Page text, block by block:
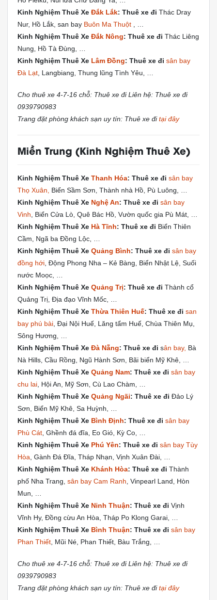
Kinh Nghiệm Thuê Xe Đắk Lắk: Thuê xe đi Thác Dray
Nur, Hồ Lắk, san bay Buôn Ma Thuột
Kinh Nghiệm Thuê Xe Đắk Nông: Thuê xe đi Thác Liêng
Nung, Hồ Tà Đùng, …
Kinh Nghiệm Thuê Xe Lâm Đồng: Thuê xe đi sân bay
Đà Lạt , Langbiang, Thung lũng Tình Yêu, …
Cho thuê xe 4-7-16 chỗ: Thuê xe đi Liên hệ: Thuê xe đi
0939790983
Trang đặt phòng khách sạn uy tín: Thuê xe đitại đây
Miền Trung (Kinh Nghiệm Thuê Xe)
Kinh Nghiệm Thuê Xe Thanh Hóa: Thuê xe đi sân bay
Thọ Xuân,
Biển Sầm Sơn, Thành nhà Hồ, Pù Luông, …
Kinh Nghiệm Thuê Xe Nghệ An: Thuê xe đi sân bay
Vinh , Biển Cửa Lò, Quê Bác Hồ, Vườn quốc gia Pù Mát, …
Kinh Nghiệm Thuê Xe Hà Tĩnh: Thuê xe đi Biển Thiên
Cầm, Ngã ba Đồng Lộc, …
Kinh Nghiệm Thuê Xe Quảng Bình: Thuê xe đi sân bay
đồng hới , Động Phong Nha – Kẻ Bàng, Biển Nhật Lệ, Suối
nước Moọc, …
Kinh Nghiệm Thuê Xe Quảng Trị: Thuê xe đi Thành cổ
Quảng Trị, Địa đạo Vĩnh Mốc, …
Kinh Nghiệm Thuê Xe Thừa Thiên Huế: Thuê xe đi san
bay phú bài , Đại Nội Huế, Lăng tẩm Huế, Chùa Thiên Mụ,
Sông Hương, …
Kinh Nghiệm Thuê Xe Đà Nẵng: Thuê xe đi sân bay, Bà
Nà Hills, Cầu Rồng, Ngũ Hành Sơn, Bãi biển Mỹ Khê, …
Kinh Nghiệm Thuê Xe Quảng Nam: Thuê xe đi sân bay
chu lai , Hội An, Mỹ Sơn, Cù Lao Chàm, …
Kinh Nghiệm Thuê Xe Quảng Ngãi: Thuê xe đi Đảo Lý
Sơn, Biển Mỹ Khê, Sa Huỳnh, …
Kinh Nghiệm Thuê Xe Bình Định: Thuê xe đi sân bay
Phù Cát , Ghềnh đá đĩa, Eo Gió, Kỳ Co, …
Kinh Nghiệm Thuê Xe Phú Yên: Thuê xe đi sân bay Tùy
Hòa , Gành Đá Đĩa, Tháp Nhạn, Vịnh Xuân Đài, …
Kinh Nghiệm Thuê Xe Khánh Hòa: Thuê xe đi Thành
phố Nha Trang, sân bay Cam Ranh , Vinpearl Land, Hòn
Mun, …
Kinh Nghiệm Thuê Xe Ninh Thuận: Thuê xe đi Vịnh
Vĩnh Hy, Đồng cừu An Hòa, Tháp Po Klong Garai, …
Kinh Nghiệm Thuê Xe Bình Thuận: Thuê xe đi sân bay
Phan Thiết , Mũi Né, Phan Thiết, Bàu Trắng, …
Cho thuê xe 4-7-16 chỗ: Thuê xe đi Liên hệ: Thuê xe đi
0939790983
Trang đặt phòng khách sạn uy tín: Thuê xe đitại đây